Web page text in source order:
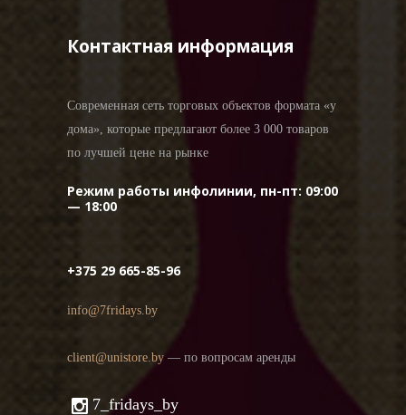
Контактная информация
Современная сеть торговых объектов формата «у
дома», которые предлагают более 3 000 товаров
по лучшей цене на рынке
Режим работы инфолинии, пн-пт: 09:00
— 18:00
+375 29 665-85-96
info@7fridays.by
client@unistore.by — по вопросам аренды
7_fridays_by